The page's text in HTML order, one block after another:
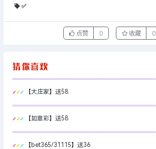
✅
点赞 0 收藏 0
【大庄家】送58
【如意彩】送58
【bet365/31115】送36